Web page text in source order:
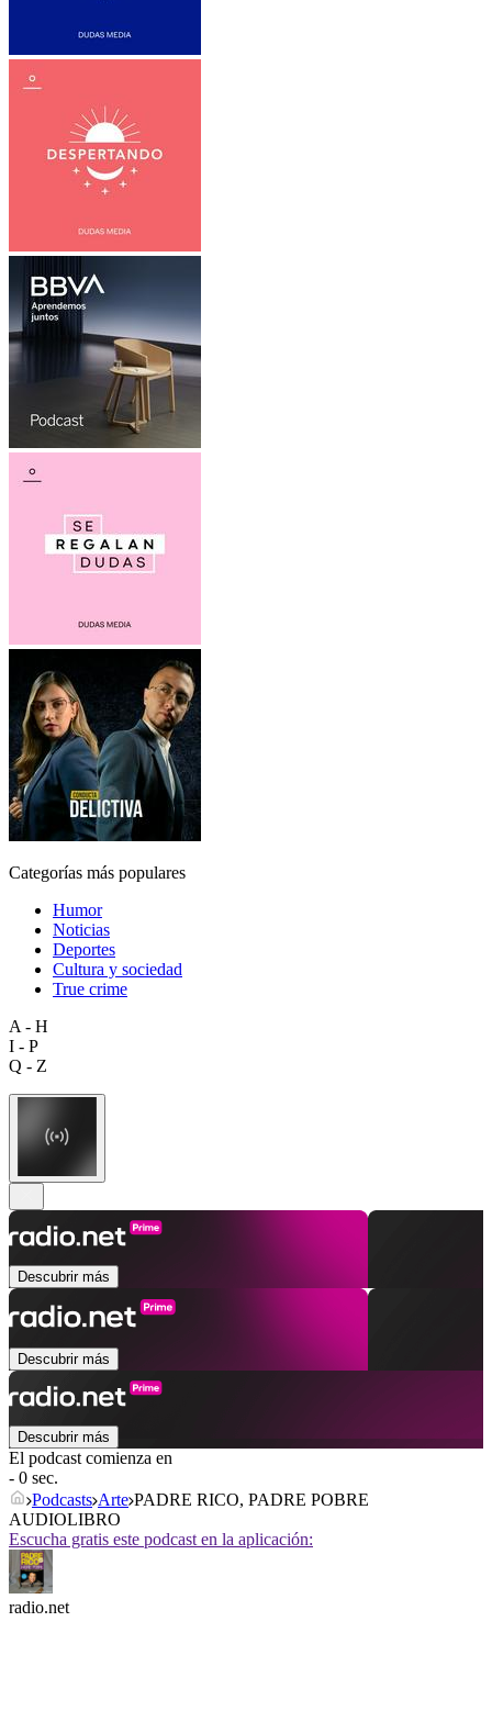
Categorías más populares
Humor
Noticias
Deportes
Cultura y sociedad
True crime
A - H
I - P
Q - Z
Descubrir más
Descubrir más
Descubrir más
El podcast comienza en
- 0 sec.
Podcasts Arte PADRE RICO, PADRE POBRE
AUDIOLIBRO
Escucha gratis este podcast en la aplicación:
radio.net